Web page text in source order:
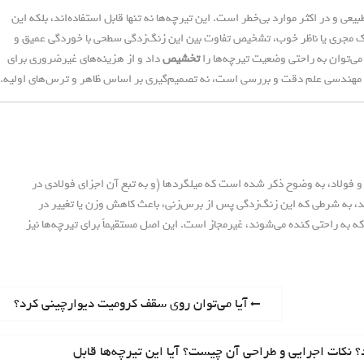
و در اکثر موارد بی‌خطر است. این تیرچه‌ها نه تنها قابل استفاده‌اند، بلکه این
مجری یا ناظر خوب، تشخیص تفاوت بین این زنگ‌زدگی سطحی با خوردگی عمیق و
به راحتی وضعیت تیرچه‌ها راتخشیصداد و از هزینه‌های غیرضروری برای
مهندسی علم دقت و بررسی است، نه تصمیم‌گیری بر اساس ظاهر و ترس‌های اولیه.
به وضوح ذکر شده است که میلگردها (و به تبع آن اجزای فولادی در
به شرطی که این زنگ‌زدگی پس از برس‌زنی، باعث کاهش وزن یا تغییر در
راحتی کنده می‌شوند، غیرمجاز است. این اصل مستقیماً برای تیرچه‌ها نیز
P
آیا می‌توان روی سقف کرومیت دیوارچینی کرد؟
نکات اجرایی و طراحی آن چیست؟ آیا این تیرچه‌ها قابل